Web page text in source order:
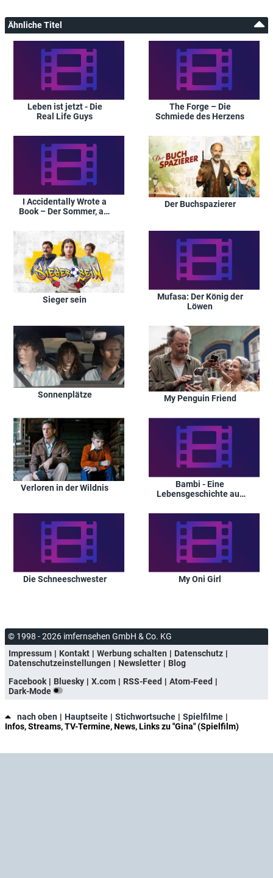
Ähnliche Titel
Leben ist jetzt - Die
Real Life Guys
The Forge – Die
Schmiede des Herzens
I Accidentally Wrote a
Book – Der Sommer, als
Geschichte fand
Der Buchspazierer
Sieger sein
Mufasa: Der König der
Löwen
Sonnenplätze My Penguin Friend
Verloren in der Wildnis
Bambi - Eine
Lebensgeschichte aus
Die Schneeschwester My Oni Girl
© 1998 - 2026 imfernsehen GmbH & Co. KG
Impressum
Kontakt Werbung schalten
Datenschutz
Datenschutzeinstellungen
Newsletter
Blog
Facebook
Bluesky X.com RSS-Feed
Atom-Feed
Dark-Mode
nach oben Hauptseite Stichwortsuche
Spielfilme
Infos, Streams, TV-Termine, News, Links zu "Gina" (Spielfilm)